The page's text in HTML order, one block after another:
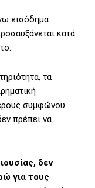
εισόδημα
κατά
τα
συμφώνου
πρέπει να
δεν
για τους